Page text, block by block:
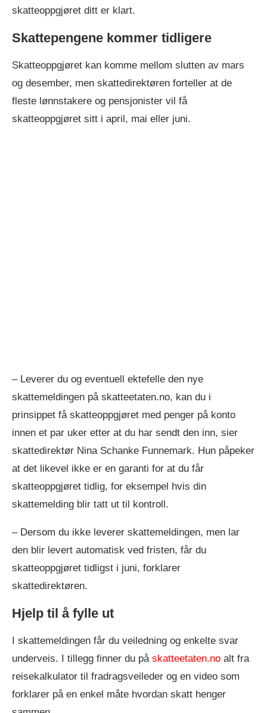
skatteoppgjøret ditt er klart.
Skattepengene kommer tidligere
Skatteoppgjøret kan komme mellom slutten av mars
og desember, men skattedirektøren forteller at de
fleste lønnstakere og pensjonister vil få
skatteoppgjøret sitt i april, mai eller juni.
– Leverer du og eventuell ektefelle den nye
skattemeldingen på skatteetaten.no, kan du i
prinsippet få skatteoppgjøret med penger på konto
innen et par uker etter at du har sendt den inn, sier
skattedirektør Nina Schanke Funnemark. Hun påpeker
at det likevel ikke er en garanti for at du får
skatteoppgjøret tidlig, for eksempel hvis din
skattemelding blir tatt ut til kontroll.
– Dersom du ikke leverer skattemeldingen, men lar
den blir levert automatisk ved fristen, får du
skatteoppgjøret tidligst i juni, forklarer
skattedirektøren.
Hjelp til å fylle ut
I skattemeldingen får du veiledning og enkelte svar
underveis. I tillegg finner du på skatteetaten.no alt fra
reisekalkulator til fradragsveileder og en video som
forklarer på en enkel måte hvordan skatt henger